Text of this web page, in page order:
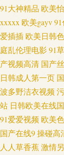
播 国产精
色图 亚洲
机福利视
品导航在
日韩国产
超碰91免
91大神精品 欧美
xxxxx 欧美gayv
爱插插 欧美日韩
庭乱伦理电影91
产视频高清 国产
日韩成人第一页
波多野洁衣视频
站 日韩欧美在线
91爱爱视频 欧美
国产在线9操碰高
人人草香蕉激情